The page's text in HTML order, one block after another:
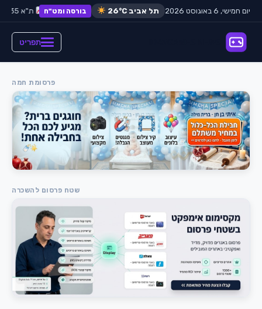
יום חמישי, 6 באוגוסט 2026 תל אביב 26°C בורסה ומט"ח דולר:₪3.65 אירו: ₪3.98 ת"א 35: +0.42%
תפריט
פרסומת חמה
שטח פרסום להשכרה